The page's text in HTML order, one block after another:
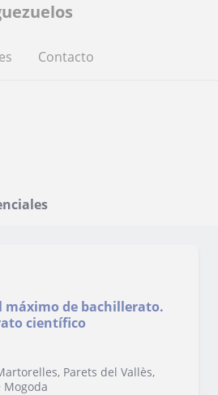
Contacto
máximo de bachillerato.
científico
Parets del Vallès,
Mogoda